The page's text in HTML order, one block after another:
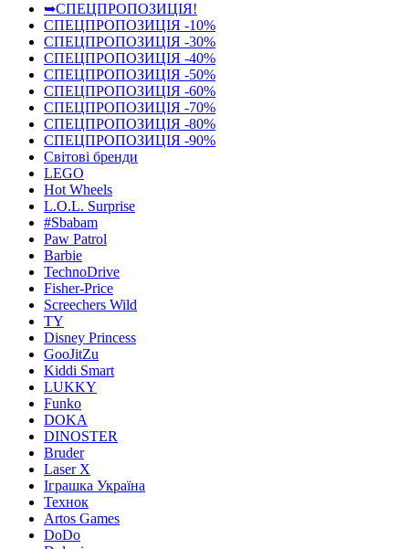
➥СПЕЦПРОПОЗИЦІЯ!
СПЕЦПРОПОЗИЦІЯ -10%
СПЕЦПРОПОЗИЦІЯ -30%
СПЕЦПРОПОЗИЦІЯ -40%
СПЕЦПРОПОЗИЦІЯ -50%
СПЕЦПРОПОЗИЦІЯ -60%
СПЕЦПРОПОЗИЦІЯ -70%
СПЕЦПРОПОЗИЦІЯ -80%
СПЕЦПРОПОЗИЦІЯ -90%
Світові бренди
LEGO
Hot Wheels
L.O.L. Surprise
#Sbabam
Paw Patrol
Barbie
TechnoDrive
Fisher-Price
Screechers Wild
TY
Disney Princess
GooJitZu
Kiddi Smart
LUKKY
Funko
DOKA
DINOSTER
Bruder
Laser X
Іграшка Україна
Технок
Artos Games
DoDo